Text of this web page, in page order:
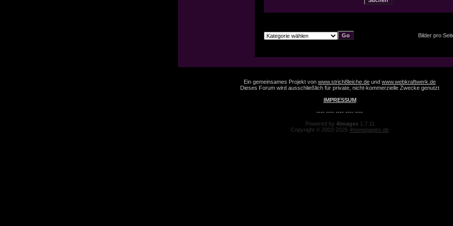
Bilder pro
Ein gemeinsames Projekt von www.strich8leiche.de und www.webkraftwerk.de
Dieses Forum wird ausschließlich für private, nicht-kommerzielle Zwecke genutzt
IMPRESSUM
---- ---- ---- ---- ----
Powered by 4images1.7.11
Copyright © 2002-2026 4homepages.de